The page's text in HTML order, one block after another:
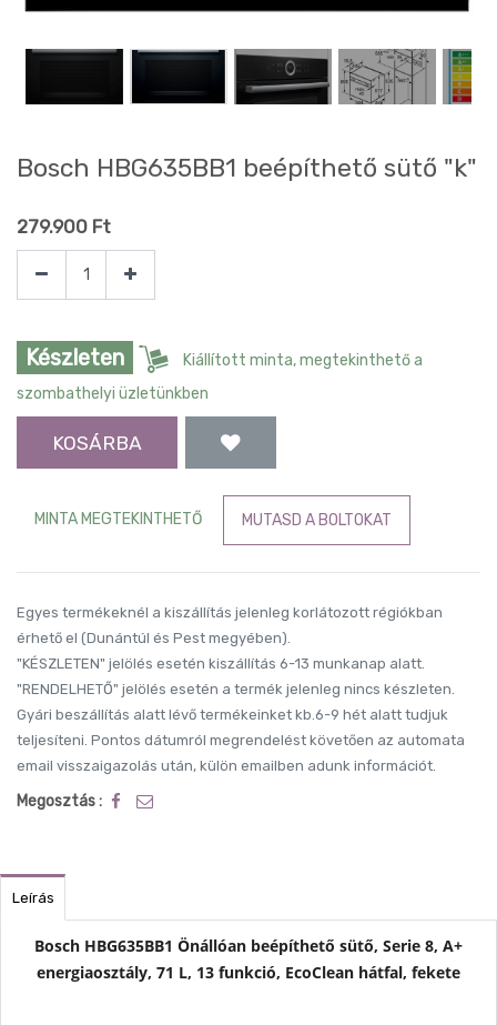
Bosch HBG635BB1 beépíthető sütő "k"
279.900 Ft
Készleten
Kiállított minta, megtekinthető a
szombathelyi üzletünkben
KOSÁRBA
MINTA MEGTEKINTHETŐ MUTASD A BOLTOKAT
Egyes termékeknél a kiszállítás jelenleg korlátozott régiókban
érhető el (Dunántúl és Pest megyében).
"KÉSZLETEN" jelölés esetén kiszállítás 6-13 munkanap alatt.
"RENDELHETŐ" jelölés esetén a termék jelenleg nincs készleten.
Gyári beszállítás alatt lévő termékeinket kb.6-9 hét alatt tudjuk
teljesíteni. Pontos dátumról megrendelést követően az automata
email visszaigazolás után, külön emailben adunk információt.
Megosztás :
Leírás
Bosch HBG635BB1 Önállóan beépíthető sütő, Serie 8, A+
energiaosztály, 71 L, 13 funkció, EcoClean hátfal, fekete